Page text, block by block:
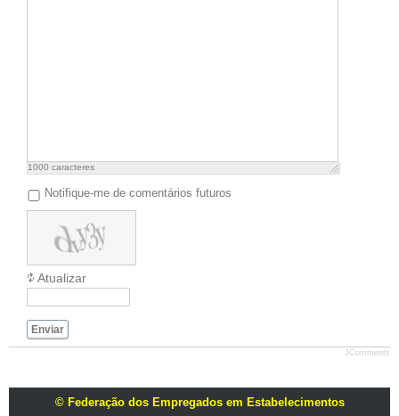
1000 caracteres
Notifique-me de comentários futuros
Atualizar
Enviar
JComments
© Federação dos Empregados em Estabelecimentos